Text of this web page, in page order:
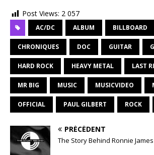
Post Views: 2 057
AC/DC ALBUM BILLBOARD
CHRONIQUES DOC GUITAR
HARD ROCK HEAVY METAL LAST
MR BIG MUSIC MUSICVIDEO
OFFICIAL PAUL GILBERT ROCK
PRÉCÉDENT
The Story Behind Ronnie